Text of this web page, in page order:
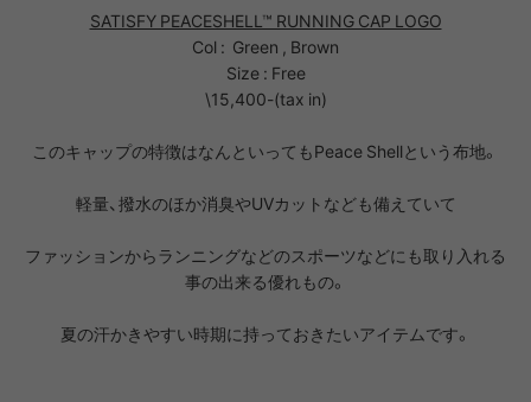
SATISFY PEACESHELL™ RUNNING CAP LOGO
Col : Green , Brown
Size : Free
\15,400-(tax in)
このキャップの特徴はなんといってもPeace Shellという布地。
軽量、撥水のほか消臭やUVカットなども備えていて
ファッションからランニングなどのスポーツなどにも取り入れる
事の出来る優れもの。
夏の汗かきやすい時期に持っておきたいアイテムです。